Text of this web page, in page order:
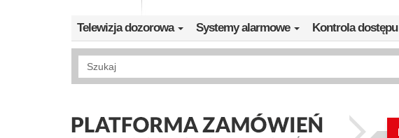
Telewizja dozorowa Systemy alarmowe Kontrola dostępu
Wyszukiwanie pełnotekstowe